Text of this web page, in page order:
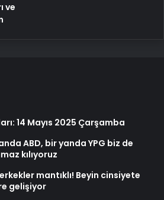
ve
14 Mayıs 2025 Çarşamba
ABD, bir yanda YPG biz de
kılıyoruz
mantıklı! Beyin cinsiyete
gelişiyor